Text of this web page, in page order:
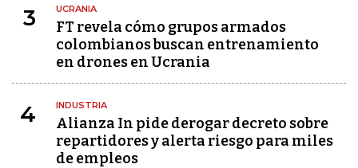
3 UCRANIA
FT revela cómo grupos armados
colombianos buscan entrenamiento
en drones en Ucrania
4 INDUSTRIA
Alianza In pide derogar decreto sobre
repartidores y alerta riesgo para miles
de empleos